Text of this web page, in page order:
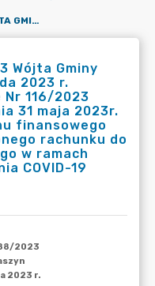
ZARZĄDZENIE NR 288/2023 WÓJTA GMINY RASZYN Z DNIA 30 LISTOPADA 2023 R. ZMIENIAJĄCE ZARZĄDZENIE NR 116/2023 WÓJTA GMINY RASZYN Z DNIA 31 MAJA 2023R. W SPRAWIE USTALENIA PLANU FINANSOWEGO NA ROK 2023 DLA WYDZIELONEGO RACHUNKU DO OBSŁUGI DODATKU GAZOWEGO W RAMACH FUNDUSZU PRZECIWDZIAŁANIA COVID-19
Wójta Gminy
2023 r.
116/2023
31 maja 2023r.
finansowego
rachunku do
w ramach
COVID-19